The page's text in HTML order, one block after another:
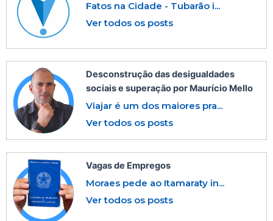
Fatos na Cidade - Tubarão i...
Ver todos os posts
Desconstrução das desigualdades
sociais e superação por Maurício Mello
Viajar é um dos maiores pra...
Ver todos os posts
Vagas de Empregos
Moraes pede ao Itamaraty in...
Ver todos os posts